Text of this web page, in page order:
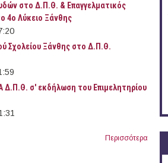
στο Δ.Π.Θ. & Επαγγελματικός
4ο Λύκειο Ξάνθης
Σχολείου Ξάνθης στο Δ.Π.Θ.
Δ.Π.Θ. σ' εκδήλωση του Επιμελητηρίου
Περισσότερα